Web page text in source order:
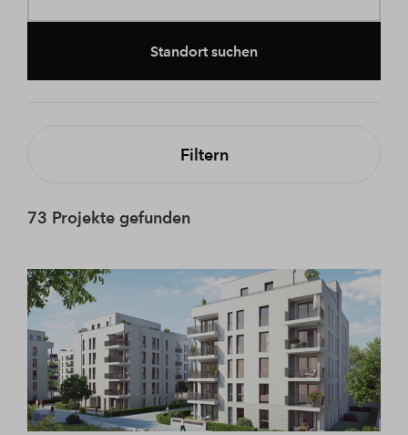
Standort suchen
Filtern
73 Projekte gefunden